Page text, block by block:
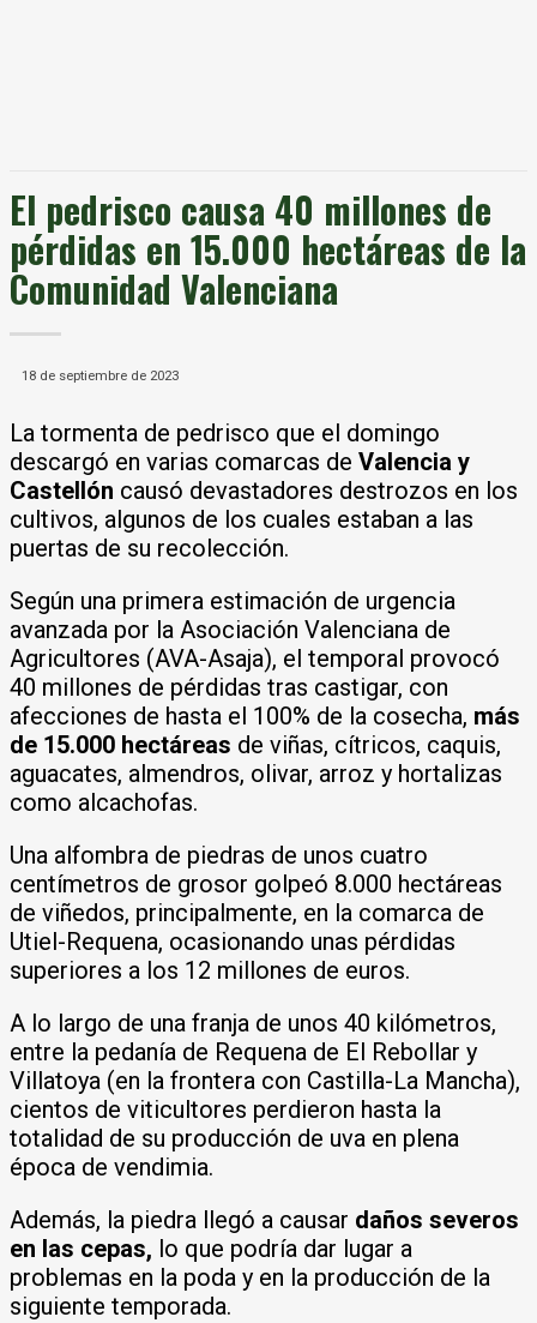
El pedrisco causa 40 millones de
pérdidas en 15.000 hectáreas de la
Comunidad Valenciana
18 de septiembre de 2023
La tormenta de pedrisco que el domingo
descargó en varias comarcas de Valencia y
Castellón causó devastadores destrozos en los
cultivos, algunos de los cuales estaban a las
puertas de su recolección.
Según una primera estimación de urgencia
avanzada por la Asociación Valenciana de
Agricultores (AVA-Asaja), el temporal provocó
40 millones de pérdidas tras castigar, con
afecciones de hasta el 100% de la cosecha, más
de 15.000 hectáreas de viñas, cítricos, caquis,
aguacates, almendros, olivar, arroz y hortalizas
como alcachofas.
Una alfombra de piedras de unos cuatro
centímetros de grosor golpeó 8.000 hectáreas
de viñedos, principalmente, en la comarca de
Utiel-Requena, ocasionando unas pérdidas
superiores a los 12 millones de euros.
A lo largo de una franja de unos 40 kilómetros,
entre la pedanía de Requena de El Rebollar y
Villatoya (en la frontera con Castilla-La Mancha),
cientos de viticultores perdieron hasta la
totalidad de su producción de uva en plena
época de vendimia.
Además, la piedra llegó a causar daños severos
en las cepas, lo que podría dar lugar a
problemas en la poda y en la producción de la
siguiente temporada.